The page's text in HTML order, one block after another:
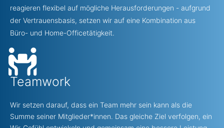
reagieren flexibel auf mögliche Herausforderungen - aufgrund
der Vertrauensbasis, setzen wir auf eine Kombination aus
Büro- und Home-Officetätigkeit.
Teamwork
Wir setzen darauf, dass ein Team mehr sein kann als die
Summe seiner Mitglieder*innen. Das gleiche Ziel verfolgen, ein